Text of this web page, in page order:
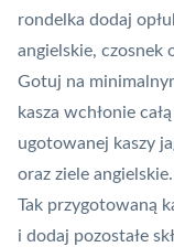
rondelka dodaj
angielskie, czosnek
Gotuj na
kasza wchłonie
ugotowanej kaszy
oraz ziele
Tak przygotowaną
i dodaj pozostałe